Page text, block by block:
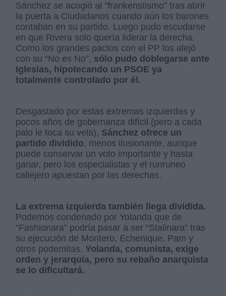
Sánchez se acogió al “frankenstismo” tras abrir
la puerta a Ciudadanos cuando aún los barones
contaban en su partido. Luego pudo escudarse
en que Rivera solo quería liderar la derecha.
Como los grandes pactos con el PP los alejó
con su “No es No”, sólo pudo doblegarse ante
Iglesias, hipotecando un PSOE ya
totalmente controlado por él.
Desgastado por estas extremas izquierdas y
pocos años de gobernanza difícil (pero a cada
palo le toca su vela), Sánchez ofrece un
partido dividido, menos ilusionante, aunque
puede conservar un voto importante y hasta
ganar, pero los especialistas y el runruneo
callejero apuestan por las derechas.
La extrema izquierda también llega dividida.
Podemos condenado por Yolanda que de
“Fashionara” podría pasar a ser “Stalinara” tras
su ejecución de Montero, Echenique, Pam y
otros podemitas. Yolanda, comunista, exige
orden y jerarquía, pero su rebaño anarquista
se lo dificultará.